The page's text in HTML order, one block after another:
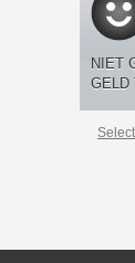
NIET
GELD